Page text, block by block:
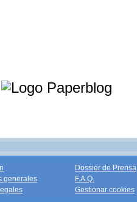
generales
Dossier de Prensa
F.A.Q.
Gestionar cookies